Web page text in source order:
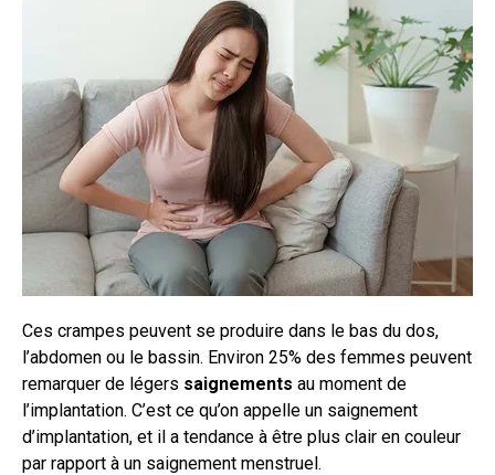
Ces crampes peuvent se produire dans le bas du dos,
l’abdomen ou le bassin. Environ 25% des femmes peuvent
remarquer de légers saignements au moment de
l’implantation. C’est ce qu’on appelle un saignement
d’implantation, et il a tendance à être plus clair en couleur
par rapport à un saignement menstruel.